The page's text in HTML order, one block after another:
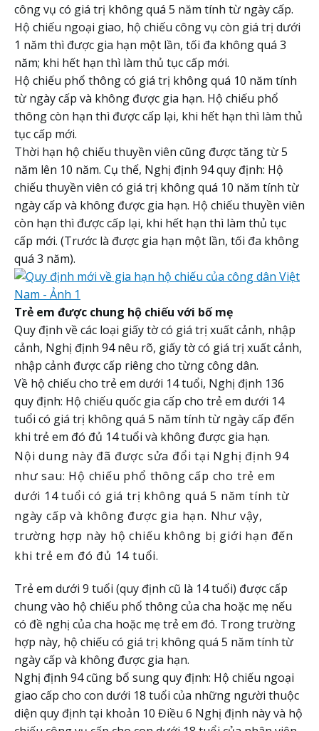
công vụ có giá trị không quá 5 năm tính từ ngày cấp.
Hộ chiếu ngoại giao, hộ chiếu công vụ còn giá trị dưới
1 năm thì được gia hạn một lần, tối đa không quá 3
năm; khi hết hạn thì làm thủ tục cấp mới.
Hộ chiếu phổ thông có giá trị không quá 10 năm tính
từ ngày cấp và không được gia hạn. Hộ chiếu phổ
thông còn hạn thì được cấp lại, khi hết hạn thì làm thủ
tục cấp mới.
Thời hạn hộ chiếu thuyền viên cũng được tăng từ 5
năm lên 10 năm. Cụ thể, Nghị định 94 quy định: Hộ
chiếu thuyền viên có giá trị không quá 10 năm tính từ
ngày cấp và không được gia hạn. Hộ chiếu thuyền viên
còn hạn thì được cấp lại, khi hết hạn thì làm thủ tục
cấp mới. (Trước là được gia hạn một lần, tối đa không
quá 3 năm).
Trẻ em được chung hộ chiếu với bố mẹ
Quy định về các loại giấy tờ có giá trị xuất cảnh, nhập
cảnh, Nghị định 94 nêu rõ, giấy tờ có giá trị xuất cảnh,
nhập cảnh được cấp riêng cho từng công dân.
Về hộ chiếu cho trẻ em dưới 14 tuổi, Nghị định 136
quy định: Hộ chiếu quốc gia cấp cho trẻ em dưới 14
tuổi có giá trị không quá 5 năm tính từ ngày cấp đến
khi trẻ em đó đủ 14 tuổi và không được gia hạn.
Nội dung này đã được sửa đổi tại Nghị định 94
như sau: Hộ chiếu phổ thông cấp cho trẻ em
dưới 14 tuổi có giá trị không quá 5 năm tính từ
ngày cấp và không được gia hạn. Như vậy,
trường hợp này hộ chiếu không bị giới hạn đến
khi trẻ em đó đủ 14 tuổi.
Trẻ em dưới 9 tuổi (quy định cũ là 14 tuổi) được cấp
chung vào hộ chiếu phổ thông của cha hoặc mẹ nếu
có đề nghị của cha hoặc mẹ trẻ em đó. Trong trường
hợp này, hộ chiếu có giá trị không quá 5 năm tính từ
ngày cấp và không được gia hạn.
Nghị định 94 cũng bổ sung quy định: Hộ chiếu ngoại
giao cấp cho con dưới 18 tuổi của những người thuộc
diện quy định tại khoản 10 Điều 6 Nghị định này và hộ